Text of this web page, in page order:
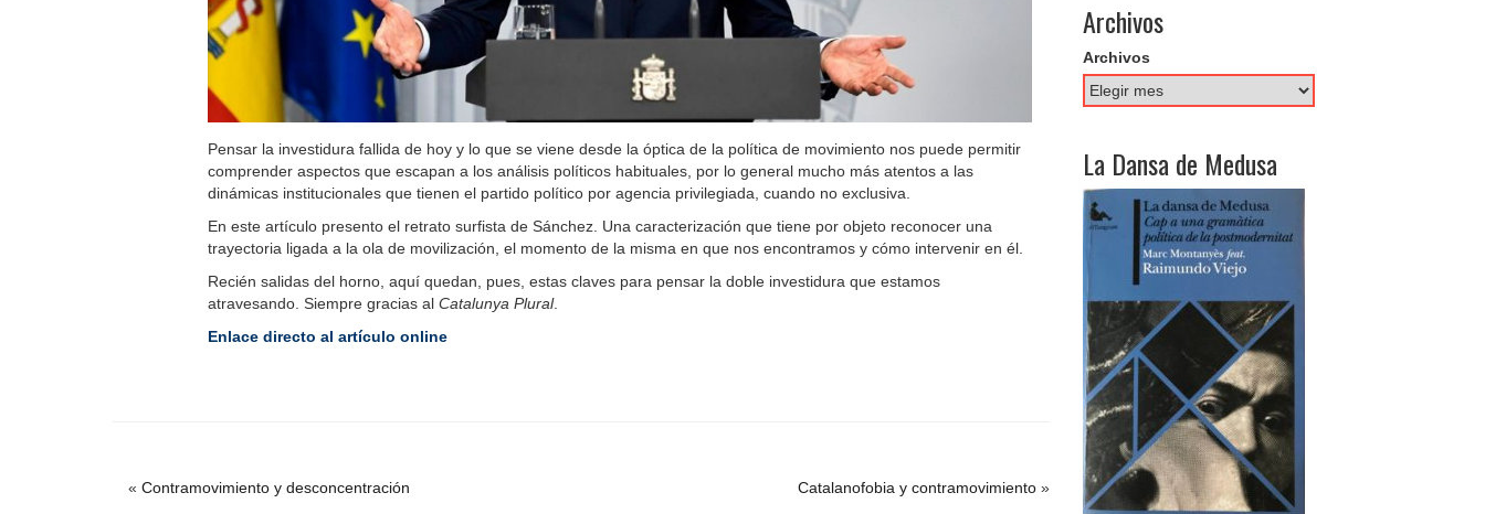
Pensar la investidura fallida de hoy y lo que se viene desde la óptica de la política de movimiento nos puede permitir
comprender aspectos que escapan a los análisis políticos habituales, por lo general mucho más atentos a las
dinámicas institucionales que tienen el partido político por agencia privilegiada, cuando no exclusiva.
En este artículo presento el retrato surfista de Sánchez. Una caracterización que tiene por objeto reconocer una
trayectoria ligada a la ola de movilización, el momento de la misma en que nos encontramos y cómo intervenir en él.
Recién salidas del horno, aquí quedan, pues, estas claves para pensar la doble investidura que estamos
atravesando. Siempre gracias al Catalunya Plural.
Enlace directo al artículo online
« Contramovimiento y desconcentración Catalanofobia y contramovimiento»
Archivos
Archivos
La Dansa de Medusa